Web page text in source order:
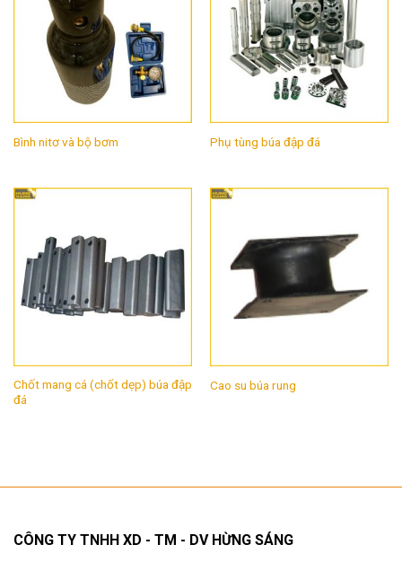
Bình nitơ và bộ bơm Phụ tùng búa đập đá
Chốt mang cá (chốt dẹp) búa đập
đá
Cao su búa rung
CÔNG TY TNHH XD - TM - DV HỪNG SÁNG